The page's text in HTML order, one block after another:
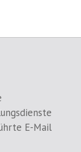
E-Mail